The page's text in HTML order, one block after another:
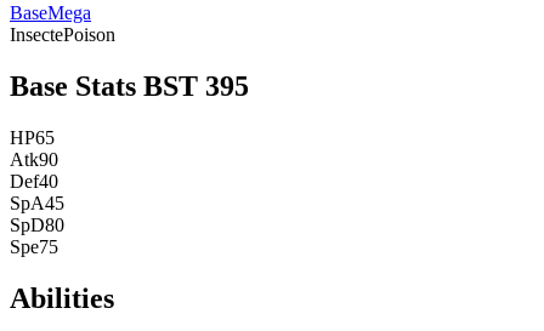
BaseMega
InsectePoison
Base Stats BST 395
HP65
Atk90
Def40
SpA45
SpD80
Spe75
Abilities